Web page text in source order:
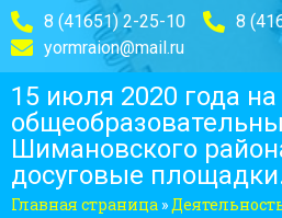
8 (41651) 2-25-10
8
yormraion@mail.ru
15 июля 2020 года на
Шимановского
досуговые
Главная страница »